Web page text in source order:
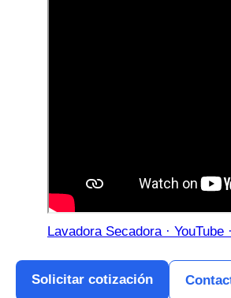
Lavadora Secadora · YouTube
Solicitar cotización